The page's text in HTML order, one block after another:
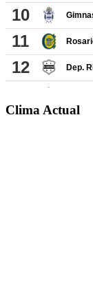
Clima Actual